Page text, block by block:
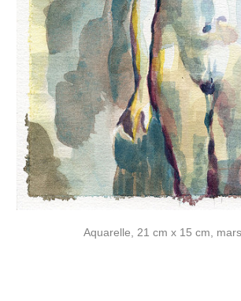
Aquarelle, 21 cm x 15 cm,